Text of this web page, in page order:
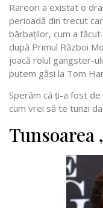
Rareori a existat o
perioadă din trecut
bărbaților, cum a
după Primul Război
joacă rolul gangster-
putem găsi la Tom
Sperăm că ți-a fost
cum vrei să te tunzi
Tunsoarea